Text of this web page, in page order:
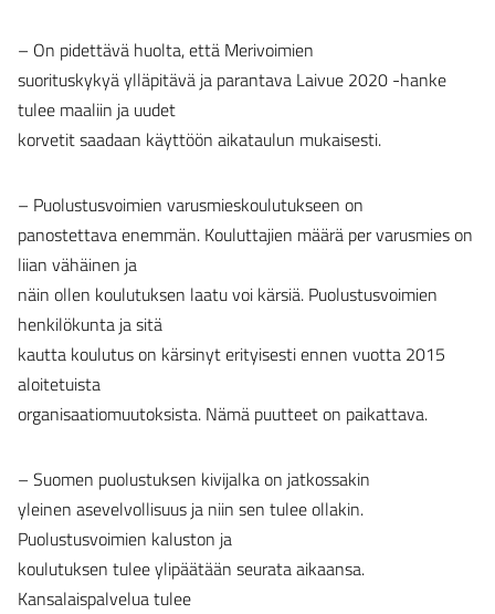
– On pidettävä huolta, että Merivoimien
suorituskykyä ylläpitävä ja parantava Laivue 2020 -hanke
tulee maaliin ja uudet
korvetit saadaan käyttöön aikataulun mukaisesti.
– Puolustusvoimien varusmieskoulutukseen on
panostettava enemmän. Kouluttajien määrä per varusmies on
liian vähäinen ja
näin ollen koulutuksen laatu voi kärsiä. Puolustusvoimien
henkilökunta ja sitä
kautta koulutus on kärsinyt erityisesti ennen vuotta 2015
aloitetuista
organisaatiomuutoksista. Nämä puutteet on paikattava.
– Suomen puolustuksen kivijalka on jatkossakin
yleinen asevelvollisuus ja niin sen tulee ollakin.
Puolustusvoimien kaluston ja
koulutuksen tulee ylipäätään seurata aikaansa.
Kansalaispalvelua tulee